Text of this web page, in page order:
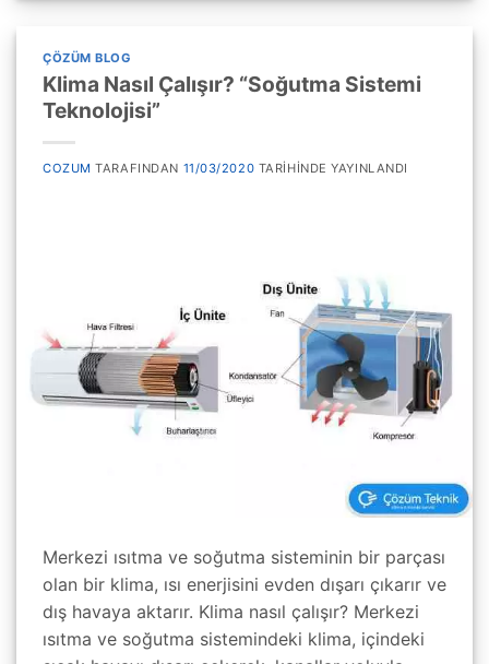
ÇÖZÜM BLOG
Klima Nasıl Çalışır? “Soğutma Sistemi
Teknolojisi”
COZUM TARAFINDAN 11/03/2020 TARIHINDE YAYINLANDI
Merkezi ısıtma ve soğutma sisteminin bir parçası
olan bir klima, ısı enerjisini evden dışarı çıkarır ve
dış havaya aktarır. Klima nasıl çalışır? Merkezi
ısıtma ve soğutma sistemindeki klima, içindeki